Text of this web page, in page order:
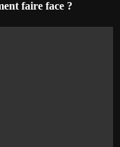
faire face ?